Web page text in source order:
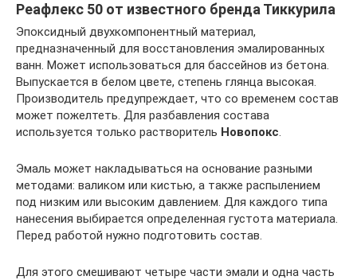
Реафлекс 50 от известного бренда Тиккурила
Эпоксидный двухкомпонентный материал,
предназначенный для восстановления эмалированных
ванн. Может использоваться для бассейнов из бетона.
Выпускается в белом цвете, степень глянца высокая.
Производитель предупреждает, что со временем состав
может пожелтеть. Для разбавления состава
используется только растворитель Новопокс.
Эмаль может накладываться на основание разными
методами: валиком или кистью, а также распылением
под низким или высоким давлением. Для каждого типа
нанесения выбирается определенная густота материала.
Перед работой нужно подготовить состав.
Для этого смешивают четыре части эмали и одна часть